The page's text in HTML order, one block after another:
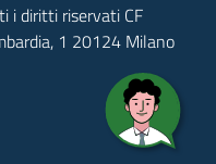
i diritti riservati CF
1 20124 Milano